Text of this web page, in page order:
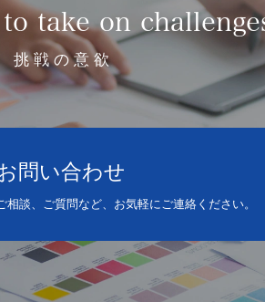
take on
挑 戦 の 意 欲
問い合わせ
談、ご質問など、お気軽にご連絡ください。